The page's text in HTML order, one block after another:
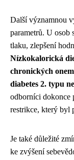
Další významnou
parametrů. U osob
tlaku, zlepšení
Nízkokalorická
chronických
diabetes 2. typu
odborníci dokonce
restrikce, který byl
Je také důležité
ke zvýšení